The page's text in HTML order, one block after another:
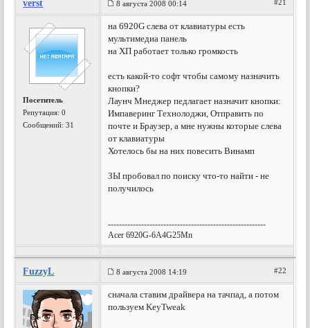
verst 8 августа 2008 00:14 #21
Посетитель
Репутация:0
Сообщений: 31
на 6920G слева от клавиатуры есть
мультимедиа панель
на ХП работает только громкость
есть какой-то софт чтобы самому назначить
кнопки?
Лаунч Мнеджер педлагает назначит кнопки:
Импаверинг Технолоджи, Отправить по
почте и Браузер, а мне нужны которые слева
от клавиатуры
Хотелось бы на них повесить Винамп
ЗЫ пробовал по поиску что-то найти - не
получилось
---------------------------------------------------------
Acer 6920G-6A4G25Mn
FuzzyL 8 августа 2008 14:19 #22
сначала ставим драйвера на тачпад, а потом
пользуем KeyTweak